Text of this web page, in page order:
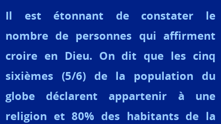
Il est étonnant de constater le
nombre de personnes qui affirment
croire en Dieu. On dit que les cinq
sixièmes (5/6) de la population du
globe déclarent appartenir à une
religion et 80% des habitants de la